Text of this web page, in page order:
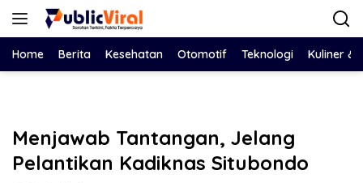
Langsung
Home Berita Kesehatan Otomotif Teknologi Kuliner &
Menjawab Tantangan, Jelang
Pelantikan Kadiknas Situbondo